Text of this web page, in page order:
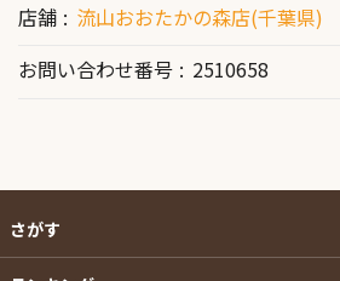
店舗
流山おおたかの森店(千葉県)
お問い合わせ番号
2510658
さがす